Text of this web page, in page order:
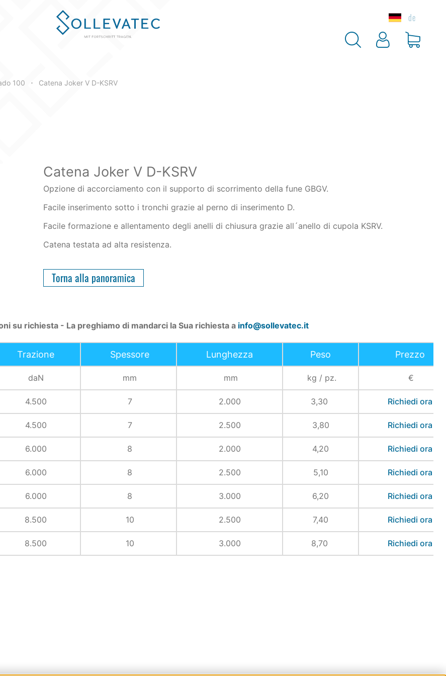
de
100 • Catena Joker V D-KSRV
Catena Joker V D-KSRV
Opzione di accorciamento con il supporto di scorrimento della fune GBGV.
Facile inserimento sotto i tronchi grazie al perno di inserimento D.
Facile formazione e allentamento degli anelli di chiusura grazie all´anello di cupola KSRV.
Catena testata ad alta resistenza.
Torna alla panoramica
su richiesta - La preghiamo di mandarci la Sua richiesta a info@sollevatec.it
Trazione Spessore Lunghezza Peso Prezzo
daN mm mm kg / pz. €
4.500 7 2.000 3,30 Richiedi ora
4.500 7 2.500 3,80 Richiedi ora
6.000 8 2.000 4,20 Richiedi ora
6.000 8 2.500 5,10 Richiedi ora
6.000 8 3.000 6,20 Richiedi ora
8.500 10 2.500 7,40 Richiedi ora
8.500 10 3.000 8,70 Richiedi ora
mm